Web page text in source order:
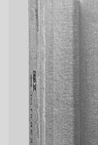
Telha americana
Telha americana
Telha americana
Telha americana
Telha americana
Telha americana